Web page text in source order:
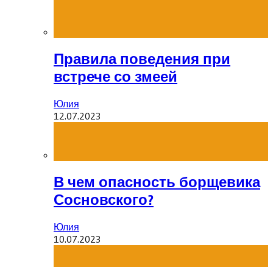
Правила поведения при
встрече со змеей
Юлия
12.07.2023
В чем опасность борщевика
Сосновского?
Юлия
10.07.2023